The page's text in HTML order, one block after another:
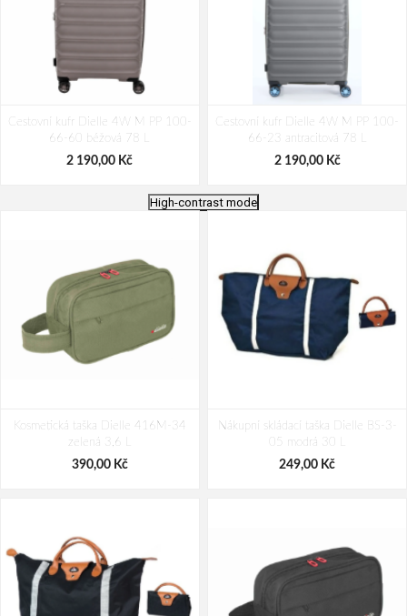
Cestovní kufr Dielle 4W M PP 100-
66-60 béžová 78 L
2 190,00 Kč
Cestovní kufr Dielle 4W M PP 100-
66-23 antracitová 78 L
2 190,00 Kč
66-05 modrá 78 L
2 190,00 Kč
37 Žlutá 73 L
1 990,00 Kč
High-contrast mode
Kosmetická taška Dielle 416M-34
zelená 3,6 L
390,00 Kč
Nákupní skládací taška Dielle BS-3-
05 modrá 30 L
249,00 Kč